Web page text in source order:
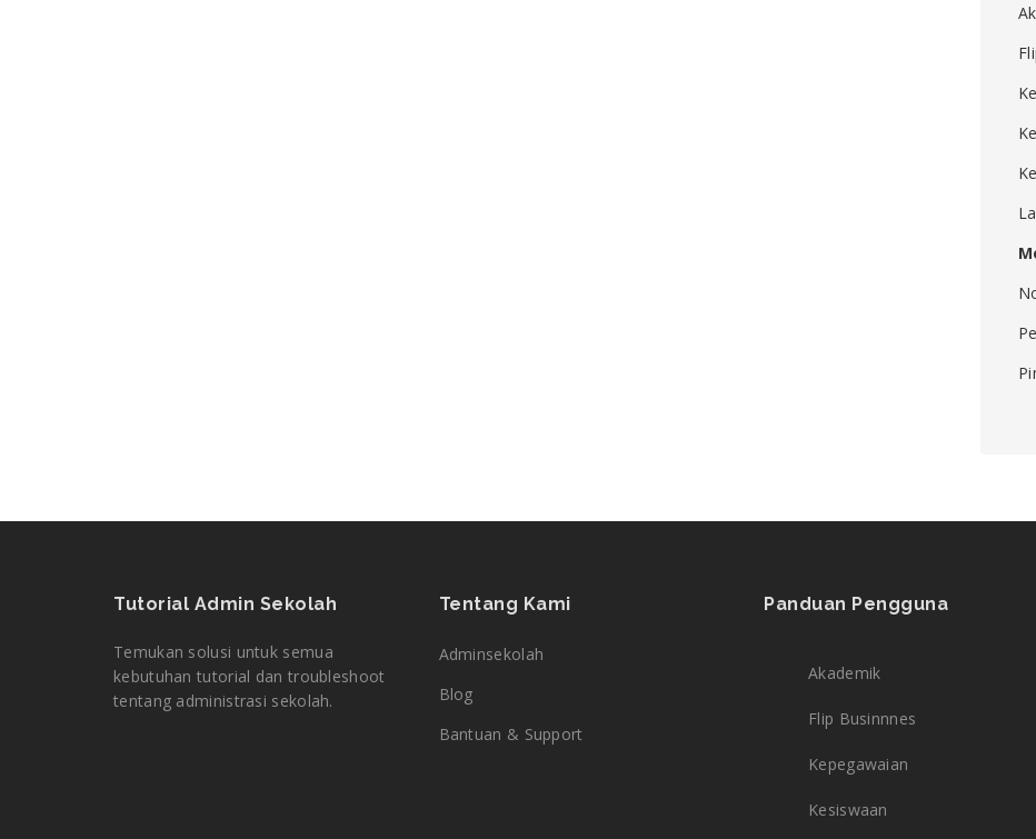
Tutorial Admin Sekolah
Temukan solusi untuk semua
kebutuhan tutorial dan troubleshoot
tentang administrasi sekolah.
Tentang Kami
Adminsekolah
Blog
Bantuan & Support
Panduan Pengguna
Akademik
Flip Businnnes
Kepegawaian
Kesiswaan